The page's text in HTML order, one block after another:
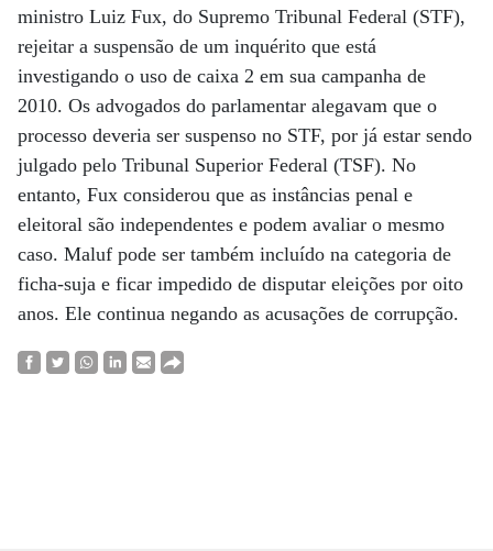
ministro Luiz Fux, do Supremo Tribunal Federal (STF),
rejeitar a suspensão de um inquérito que está
investigando o uso de caixa 2 em sua campanha de
2010. Os advogados do parlamentar alegavam que o
processo deveria ser suspenso no STF, por já estar sendo
julgado pelo Tribunal Superior Federal (TSF). No
entanto, Fux considerou que as instâncias penal e
eleitoral são independentes e podem avaliar o mesmo
caso. Maluf pode ser também incluído na categoria de
ficha-suja e ficar impedido de disputar eleições por oito
anos. Ele continua negando as acusações de corrupção.